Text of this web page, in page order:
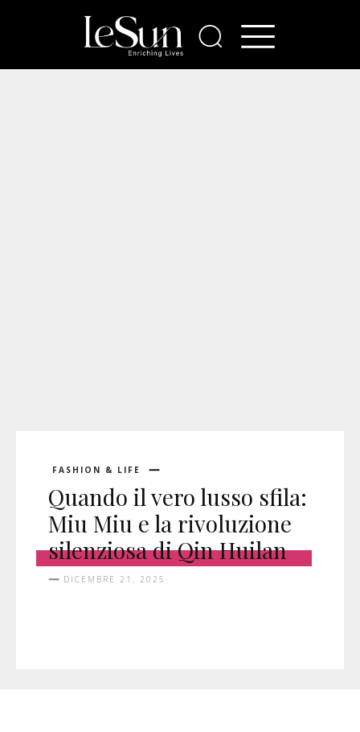
FASHION & LIFE
Quando il vero lusso sfila:
Miu Miu e la rivoluzione
silenziosa di Qin Huilan
DICEMBRE 21, 2025